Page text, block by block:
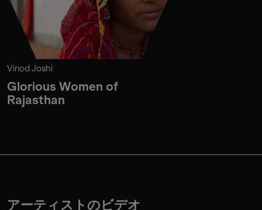
Vinod Joshi
Glorious Women of
Rajasthan
アーティストのビデオ